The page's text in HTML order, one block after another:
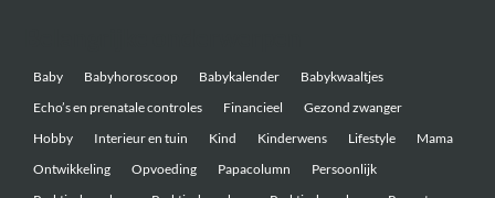
Baby Babyhoroscoop Babykalender
Babykwaaltjes
Echo’s en prenatale controles
Financieel
Gezond zwanger
Hobby
Interieur en tuin Kind Kinderwens Lifestyle
Mama
Ontwikkeling
Opvoeding Papacolumn
Persoonlijk